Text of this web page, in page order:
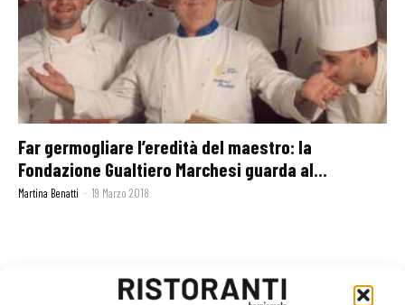
Far germogliare l’eredità del maestro: la
Fondazione Gualtiero Marchesi guarda al...
Martina Benatti - 19 Marzo 2018
GLI ARTICOLI PIÙ LETTI